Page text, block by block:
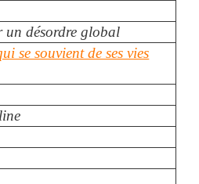
un désordre global
se souvient de ses vies